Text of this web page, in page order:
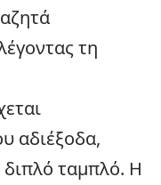
τη
αδιέξοδα,
διπλό ταμπλό. Η